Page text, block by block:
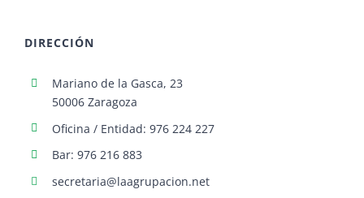
DIRECCIÓN
Mariano de la Gasca, 23
50006 Zaragoza
Oficina / Entidad: 976 224 227
Bar: 976 216 883
secretaria@laagrupacion.net